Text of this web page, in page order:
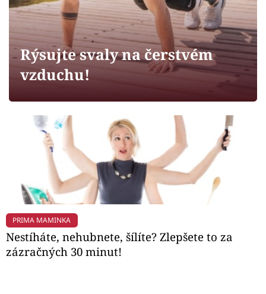
Sledujte prima+
Filmový festival Karlovy Vary
Mámy sobě
Přihlášení
Sledujte nás
Rýsujte svaly na čerstvém
vzduchu!
PRIMA MAMINKA
Nestíháte, nehubnete, šílíte? Zlepšete to za
zázračných 30 minut!